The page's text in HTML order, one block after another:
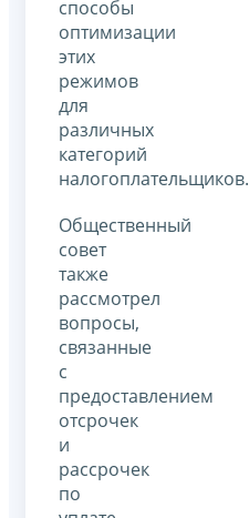
способы
оптимизации
этих
режимов
для
различных
категорий
налогоплательщиков.
Общественный
совет
также
рассмотрел
вопросы,
связанные
с
предоставлением
отсрочек
и
рассрочек
по